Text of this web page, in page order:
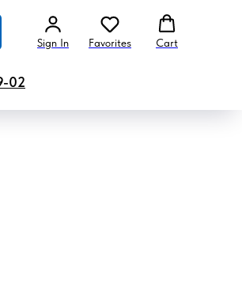
Sign In Favorites Cart
02